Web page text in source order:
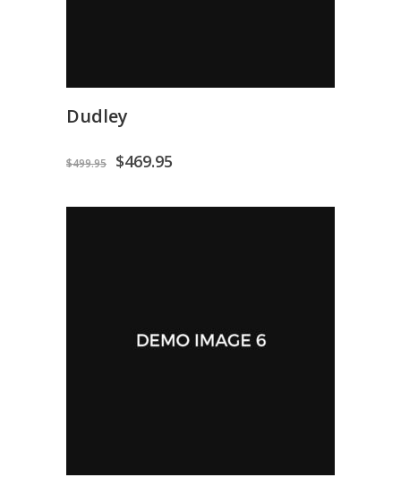
Dudley
$499.95 $469.95